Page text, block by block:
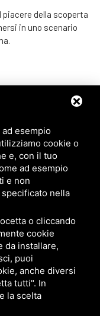
esempio
cookie o
e, con il tuo
ad esempio
e non
nella
o cliccando
cookie
da installare,
puoi
anche diversi
tutti". In
la scelta
piacere della scoperta
in uno scenario